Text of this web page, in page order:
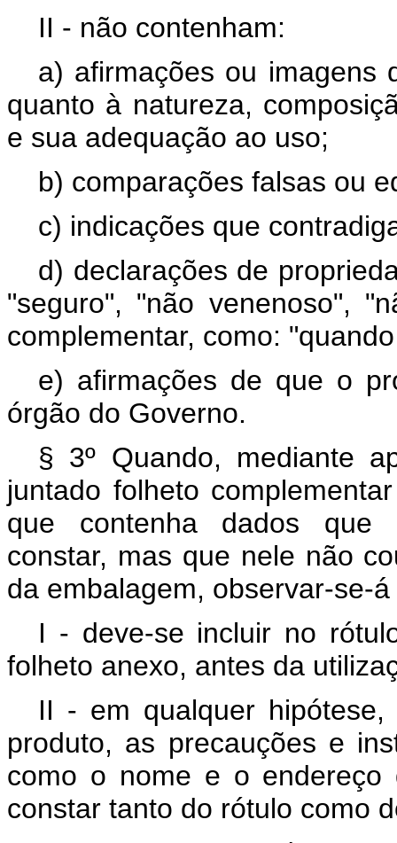
II - não contenham:
a) afirmações ou imagens
quanto à natureza,
e sua adequação ao uso;
b) comparações falsas ou
c) indicações que
d) declarações de
"seguro", "não venenoso",
complementar, como:
e) afirmações de que o
órgão do Governo.
§ 3º Quando, mediante
juntado folheto
que contenha dados que
constar, mas que nele não
da embalagem, observar-se-
I - deve-se incluir no
folheto anexo, antes da
II - em qualquer
produto, as precauções e
como o nome e o endereço
constar tanto do rótulo como